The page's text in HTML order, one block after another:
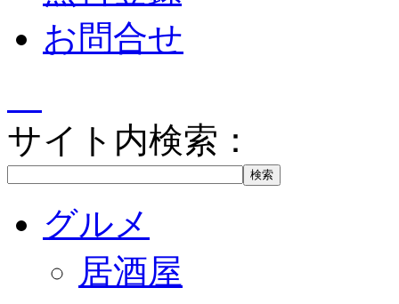
お問合せ
サイト内検索：
グルメ
居酒屋